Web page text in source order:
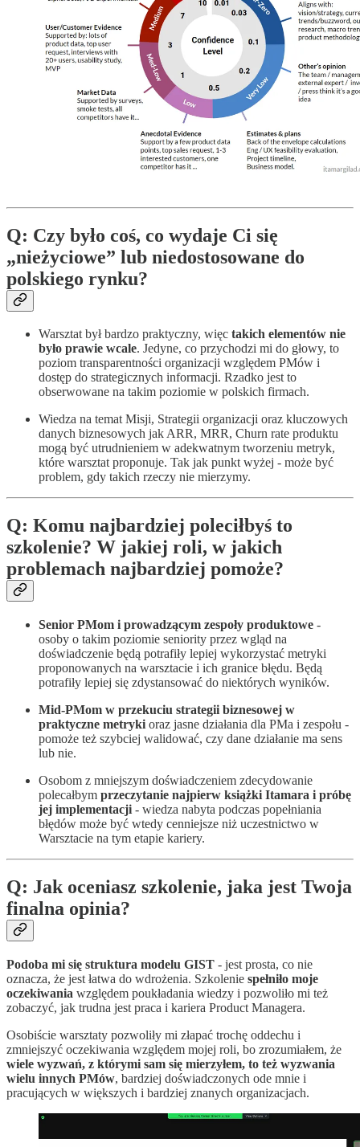
Q: Czy było coś, co wydaje Ci się
„nieżyciowe” lub niedostosowane do
polskiego rynku?
Warsztat był bardzo praktyczny, więc takich elementów nie
było prawie wcale. Jedyne, co przychodzi mi do głowy, to
poziom transparentności organizacji względem PMów i
dostęp do strategicznych informacji. Rzadko jest to
obserwowane na takim poziomie w polskich firmach.
Wiedza na temat Misji, Strategii organizacji oraz kluczowych
danych biznesowych jak ARR, MRR, Churn rate produktu
mogą być utrudnieniem w adekwatnym tworzeniu metryk,
które warsztat proponuje. Tak jak punkt wyżej - może być
problem, gdy takich rzeczy nie mierzymy.
Q: Komu najbardziej poleciłbyś to
szkolenie? W jakiej roli, w jakich
problemach najbardziej pomoże?
Senior PMom i prowadzącym zespoły produktowe -
osoby o takim poziomie seniority przez wgląd na
doświadczenie będą potrafiły lepiej wykorzystać metryki
proponowanych na warsztacie i ich granice błędu. Będą
potrafiły lepiej się zdystansować do niektórych wyników.
Mid-PMom w przekuciu strategii biznesowej w
praktyczne metryki oraz jasne działania dla PMa i zespołu -
pomoże też szybciej walidować, czy dane działanie ma sens
lub nie.
Osobom z mniejszym doświadczeniem zdecydowanie
polecałbym przeczytanie najpierw książki Itamara i próbę
jej implementacji - wiedza nabyta podczas popełniania
błędów może być wtedy cenniejsze niż uczestnictwo w
Warsztacie na tym etapie kariery.
Q: Jak oceniasz szkolenie, jaka jest Twoja
finalna opinia?
Podoba mi się struktura modelu GIST - jest prosta, co nie
oznacza, że jest łatwa do wdrożenia. Szkolenie spełniło moje
oczekiwania względem poukładania wiedzy i pozwoliło mi też
zobaczyć, jak trudna jest praca i kariera Product Managera.
Osobiście warsztaty pozwoliły mi złapać trochę oddechu i
zmniejszyć oczekiwania względem mojej roli, bo zrozumiałem, że
wiele wyzwań, z którymi sam się mierzyłem, to też wyzwania
wielu innych PMów, bardziej doświadczonych ode mnie i
pracujących w większych i bardziej znanych organizacjach.